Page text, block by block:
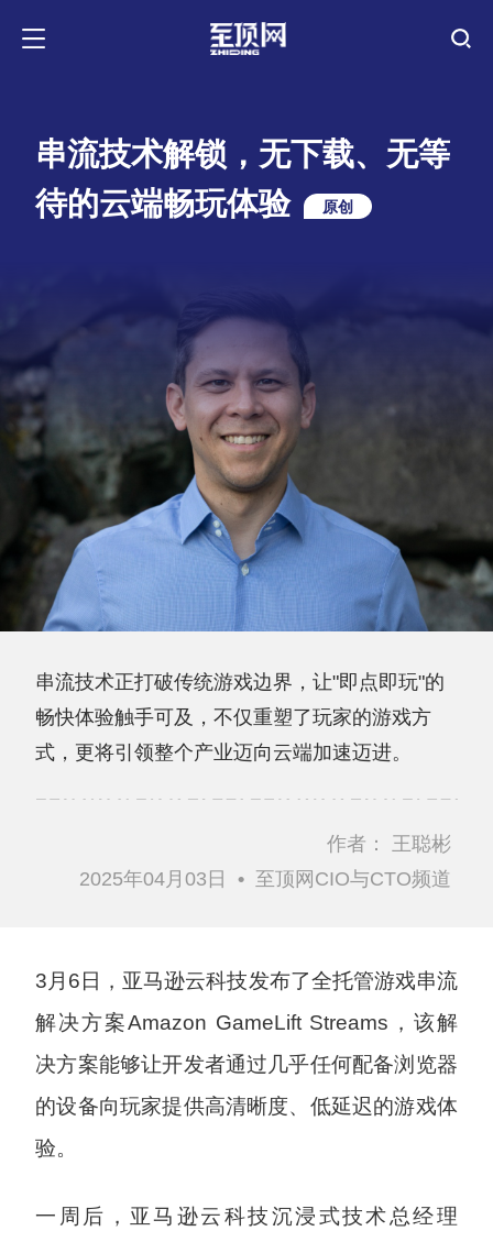
串流技术解锁，无下载、无等
待的云端畅玩体验
原创
串流技术正打破传统游戏边界，让"即点即玩"的
畅快体验触手可及，不仅重塑了玩家的游戏方
式，更将引领整个产业迈向云端加速迈进。
作者：
王聪彬
2025年04月03日
• 至顶网CIO与CTO频道
3月6日，亚马逊云科技发布了全托管游戏串流
解决方案Amazon GameLift Streams，该解
决方案能够让开发者通过几乎任何配备浏览器
的设备向玩家提供高清晰度、低延迟的游戏体
验。
一周后，亚马逊云科技沉浸式技术总经理